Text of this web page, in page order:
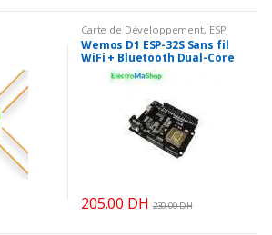
Carte de Développement, ESP
Wemos D1 ESP-32S Sans fil
WiFi + Bluetooth Dual-Core
205.00 DH 230.00DH